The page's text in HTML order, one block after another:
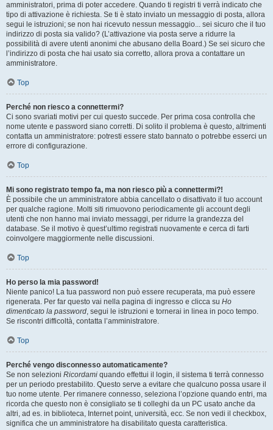
amministratori, prima di poter accedere. Quando ti registri ti verrà indicato che
tipo di attivazione è richiesta. Se ti è stato inviato un messaggio di posta, allora
segui le istruzioni; se non hai ricevuto nessun messaggio... sei sicuro che il tuo
indirizzo di posta sia valido? (L’attivazione via posta serve a ridurre la
possibilità di avere utenti anonimi che abusano della Board.) Se sei sicuro che
l’indirizzo di posta che hai usato sia corretto, allora prova a contattare un
amministratore.
Top
Perché non riesco a connettermi?
Ci sono svariati motivi per cui questo succede. Per prima cosa controlla che
nome utente e password siano corretti. Di solito il problema è questo, altrimenti
contatta un amministratore: potresti essere stato bannato o potrebbe esserci un
errore di configurazione.
Top
Mi sono registrato tempo fa, ma non riesco più a connettermi?!
È possibile che un amministratore abbia cancellato o disattivato il tuo account
per qualche ragione. Molti siti rimuovono periodicamente gli account degli
utenti che non hanno mai inviato messaggi, per ridurre la grandezza del
database. Se il motivo è quest’ultimo registrati nuovamente e cerca di farti
coinvolgere maggiormente nelle discussioni.
Top
Ho perso la mia password!
Niente panico! La tua password non può essere recuperata, ma può essere
rigenerata. Per far questo vai nella pagina di ingresso e clicca su Ho
dimenticato la password, segui le istruzioni e tornerai in linea in poco tempo.
Se riscontri difficoltà, contatta l’amministratore.
Top
Perché vengo disconnesso automaticamente?
Se non selezioni Ricordami quando effettui il login, il sistema ti terrà connesso
per un periodo prestabilito. Questo serve a evitare che qualcuno possa usare il
tuo nome utente. Per rimanere connesso, seleziona l’opzione quando entri, ma
ricorda che questo non è consigliato se ti colleghi da un PC usato anche da
altri, ad es. in biblioteca, Internet point, università, ecc. Se non vedi il checkbox,
significa che un amministratore ha disabilitato questa caratteristica.